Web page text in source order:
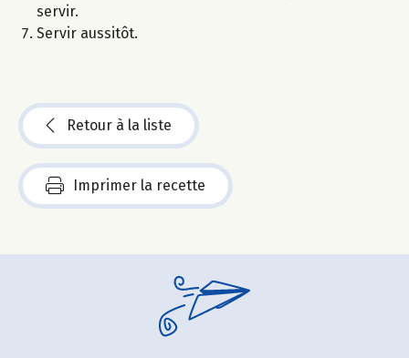
servir.
Servir aussitôt.
Retour à la liste
Imprimer la recette